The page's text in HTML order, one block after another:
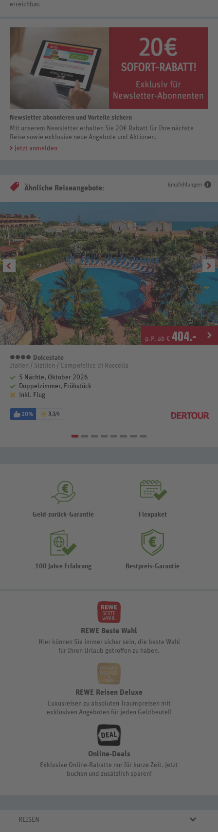
erreichbar.
Newsletter abonnieren und Vorteile sichern
Mit unserem Newsletter erhalten Sie 20€ Rabatt für Ihre nächste
Reise sowie exklusive neue Angebote und Aktionen.
Jetzt anmelden
Empfehlungen
Ähnliche Reiseangebote:
p.P. ab € 404.-
4 Sterne
Dolcestate
Italien / Sizilien / Campofelice di Roccella
5 Nächte, Oktober 2026
Doppelzimmer, Frühstück
inkl. Flug
20% 3,1/6
Geld-zurück-Garantie Flexpaket
100 Jahre Erfahrung Bestpreis-Garantie
REWE Beste Wahl
Hier können Sie immer sicher sein, die beste Wahl
für Ihren Urlaub getroffen zu haben.
REWE Reisen Deluxe
Luxusreisen zu absoluten Traumpreisen mit
exklusiven Angeboten für jeden Geldbeutel!
Online-Deals
Exklusive Online-Rabatte nur für kurze Zeit. Jetzt
buchen und zusätzlich sparen!
REISEN